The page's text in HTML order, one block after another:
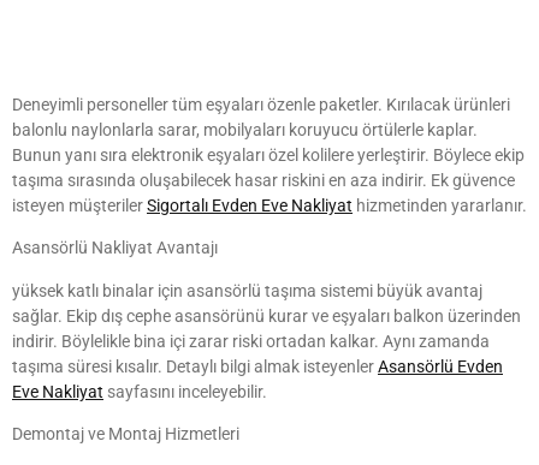
Deneyimli personeller tüm eşyaları özenle paketler. Kırılacak ürünleri
balonlu naylonlarla sarar, mobilyaları koruyucu örtülerle kaplar.
Bunun yanı sıra elektronik eşyaları özel kolilere yerleştirir. Böylece ekip
taşıma sırasında oluşabilecek hasar riskini en aza indirir. Ek güvence
isteyen müşterilerSigortalı Evden Eve Nakliyat hizmetinden yararlanır.
Asansörlü Nakliyat Avantajı
yüksek katlı binalar için asansörlü taşıma sistemi büyük avantaj
sağlar. Ekip dış cephe asansörünü kurar ve eşyaları balkon üzerinden
indirir. Böylelikle bina içi zarar riski ortadan kalkar. Aynı zamanda
taşıma süresi kısalır. Detaylı bilgi almak isteyenlerAsansörlü Evden
Eve Nakliyat sayfasını inceleyebilir.
Demontaj ve Montaj Hizmetleri